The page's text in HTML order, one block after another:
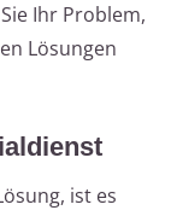
Ihr Problem,
Lösungen
ist es